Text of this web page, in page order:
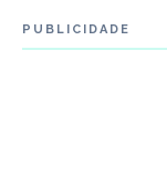
PUBLICIDADE